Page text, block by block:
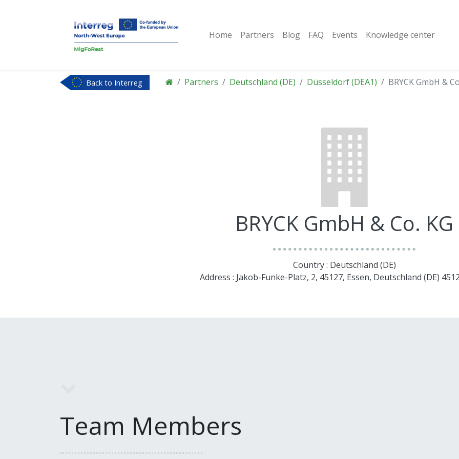
Home Partners Blog FAQ Events Knowledge center
Back to Interreg
Partners Deutschland (DE) Düsseldorf (DEA1) BRYCK GmbH &
BRYCK GmbH & Co. KG
Country : Deutschland (DE)
Address : Jakob-Funke-Platz, 2, 45127, Essen, Deutschland (DE)
Team Members